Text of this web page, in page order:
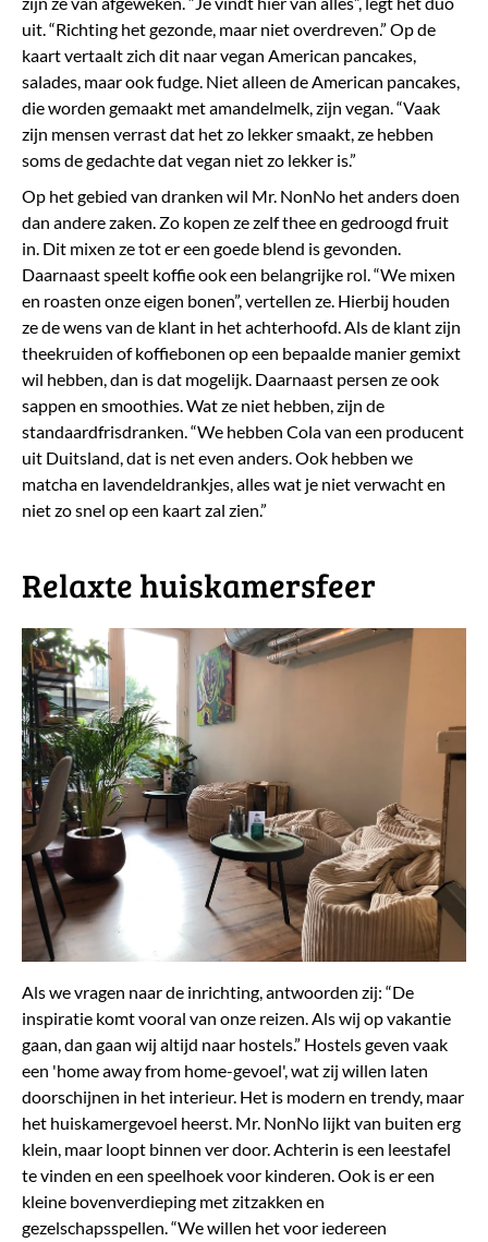
uit. “Richting het gezonde, maar niet overdreven.” Op de
kaart vertaalt zich dit naar vegan American pancakes,
salades, maar ook fudge. Niet alleen de American pancakes,
die worden gemaakt met amandelmelk, zijn vegan. “Vaak
zijn mensen verrast dat het zo lekker smaakt, ze hebben
soms de gedachte dat vegan niet zo lekker is.”
Op het gebied van dranken wil Mr. NonNo het anders doen
dan andere zaken. Zo kopen ze zelf thee en gedroogd fruit
in. Dit mixen ze tot er een goede blend is gevonden.
Daarnaast speelt koffie ook een belangrijke rol. “We mixen
en roasten onze eigen bonen”, vertellen ze. Hierbij houden
ze de wens van de klant in het achterhoofd. Als de klant zijn
theekruiden of koffiebonen op een bepaalde manier gemixt
wil hebben, dan is dat mogelijk. Daarnaast persen ze ook
sappen en smoothies. Wat ze niet hebben, zijn de
standaardfrisdranken. “We hebben Cola van een producent
uit Duitsland, dat is net even anders. Ook hebben we
matcha en lavendeldrankjes, alles wat je niet verwacht en
niet zo snel op een kaart zal zien.”
Relaxte huiskamersfeer
Als we vragen naar de inrichting, antwoorden zij: “De
inspiratie komt vooral van onze reizen. Als wij op vakantie
gaan, dan gaan wij altijd naar hostels.” Hostels geven vaak
een 'home away from home-gevoel', wat zij willen laten
doorschijnen in het interieur. Het is modern en trendy, maar
het huiskamergevoel heerst. Mr. NonNo lijkt van buiten erg
klein, maar loopt binnen ver door. Achterin is een leestafel
te vinden en een speelhoek voor kinderen. Ook is er een
kleine bovenverdieping met zitzakken en
gezelschapsspellen. “We willen het voor iedereen